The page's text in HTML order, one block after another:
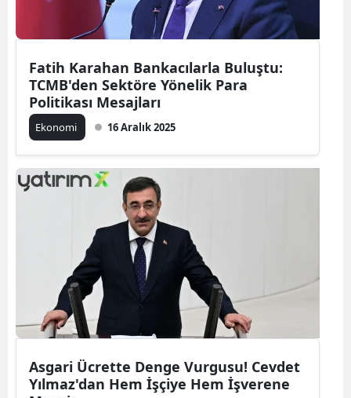
Fatih Karahan Bankacılarla Buluştu:
TCMB'den Sektöre Yönelik Para
Politikası Mesajları
Ekonomi 16 Aralık 2025
Asgari Ücrette Denge Vurgusu! Cevdet
Yılmaz'dan Hem İşçiye Hem İşverene